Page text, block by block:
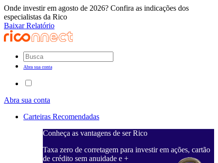
Onde investir em agosto de 2026? Confira as indicações dos
especialistas da Rico
Baixar Relatório
Abra sua conta
Abra sua conta
Carteiras Recomendadas
Conheça as vantagens de ser Rico
Taxa zero de corretagem para investir em ações, cartão
de crédito sem anuidade e +